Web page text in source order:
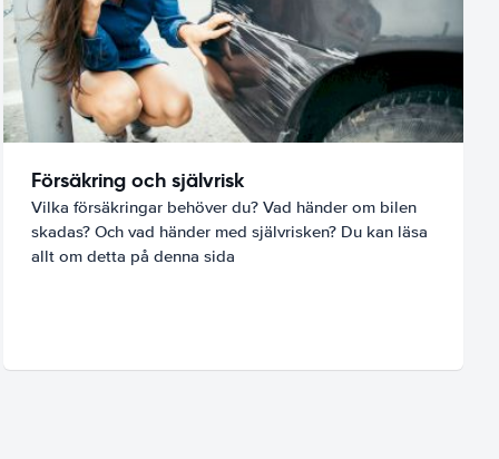
Försäkring och självrisk
Vilka försäkringar behöver du? Vad händer om bilen
skadas? Och vad händer med självrisken? Du kan läsa
allt om detta på denna sida